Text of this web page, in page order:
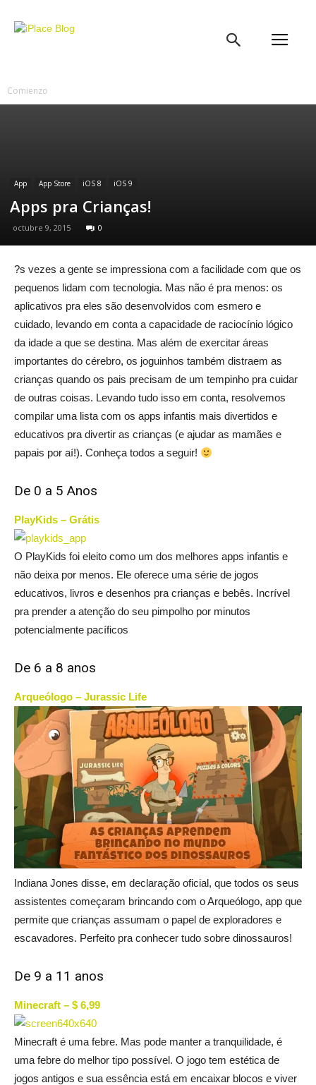
Comienzo
App App Store iOS 8 iOS 9
Apps pra Crianças!
octubre 9, 2015 0
?s vezes a gente se impressiona com a facilidade com que os
pequenos lidam com tecnologia. Mas não é pra menos: os
aplicativos pra eles são desenvolvidos com esmero e
cuidado, levando em conta a capacidade de raciocínio lógico
da idade a que se destina. Mas além de exercitar áreas
importantes do cérebro, os joguinhos também distraem as
crianças quando os pais precisam de um tempinho pra cuidar
de outras coisas. Levando tudo isso em conta, resolvemos
compilar uma lista com os apps infantis mais divertidos e
educativos pra divertir as crianças (e ajudar as mamães e
papais por aí!). Conheça todos a seguir!
De 0 a 5 Anos
PlayKids – Grátis
O PlayKids foi eleito como um dos melhores apps infantis e
não deixa por menos. Ele oferece uma série de jogos
educativos, livros e desenhos pra crianças e bebês. Incrível
pra prender a atenção do seu pimpolho por minutos
potencialmente pacíficos
De 6 a 8 anos
Arqueólogo – Jurassic Life
Indiana Jones disse, em declaração oficial, que todos os seus
assistentes começaram brincando com o Arqueólogo, app que
permite que crianças assumam o papel de exploradores e
escavadores. Perfeito pra conhecer tudo sobre dinossauros!
De 9 a 11 anos
Minecraft – $ 6,99
Minecraft é uma febre. Mas pode manter a tranquilidade, é
uma febre do melhor tipo possível. O jogo tem estética de
jogos antigos e sua essência está em encaixar blocos e viver